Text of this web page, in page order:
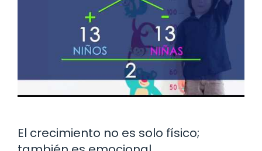
El crecimiento no es solo físico;